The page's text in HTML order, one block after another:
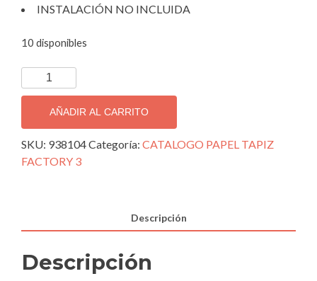
INSTALACIÓN NO INCLUIDA
10 disponibles
TAPIZ
DECORATIVO
IMPORTADO
FACTORY
3;
938104.
AÑADIR AL CARRITO
SKU: 938104Categoría: CATALOGO PAPEL TAPIZ
FACTORY 3
Descripción
Descripción